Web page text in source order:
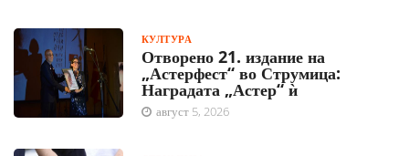
КУЛТУРА
Отворено 21. издание на
„Астерфест“ во Струмица:
Наградата „Астер“ ѝ
август 5, 2026